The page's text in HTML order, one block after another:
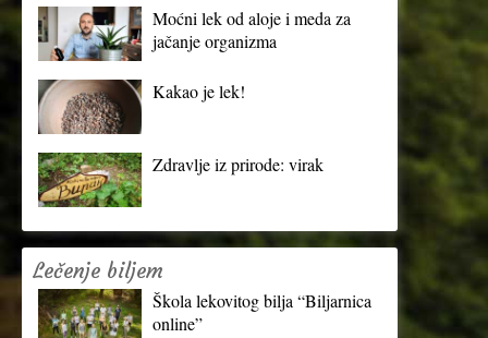
Moćni lek od aloje i meda za
jačanje organizma
Kakao je lek!
Zdravlje iz prirode: virak
Lečenje biljem
Škola lekovitog bilja “Biljarnica
online”